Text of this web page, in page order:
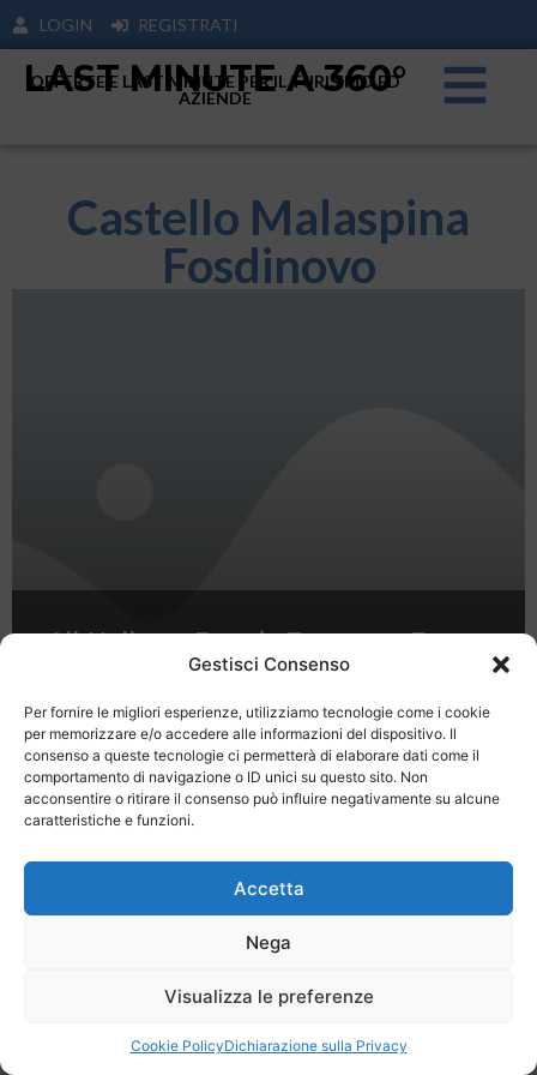
Gestisci Consenso
Per fornire le migliori esperienze, utilizziamo tecnologie come i cookie
per memorizzare e/o accedere alle informazioni del dispositivo. Il
consenso a queste tecnologie ci permetterà di elaborare dati come il
comportamento di navigazione o ID unici su questo sito. Non
acconsentire o ritirare il consenso può influire negativamente su alcune
caratteristiche e funzioni.
Accetta
Nega
Visualizza le preferenze
Cookie PolicyDichiarazione sulla Privacy
LOGIN REGISTRATI
LAST MINUTE A 360°
OFFERTE E LAST MINUTE PER IL TURISIMO ED
AZIENDE
Castello Malaspina
Fosdinovo
All-Hallows-Even in Tuscany – 7
proposte per Mercoledì 31 Ottobre